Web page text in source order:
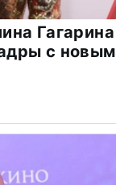
Гагарина
с новым